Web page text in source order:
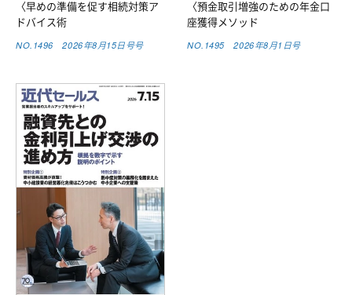
〈早めの準備を促す相続対策ア
ドバイス術
NO.1496 2026年8月15日号号
〈預金取引増強のための年金口
座獲得メソッド
NO.1495 2026年8月1日号